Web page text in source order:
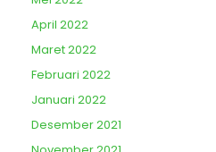
April 2022
Maret 2022
Februari 2022
Januari 2022
Desember 2021